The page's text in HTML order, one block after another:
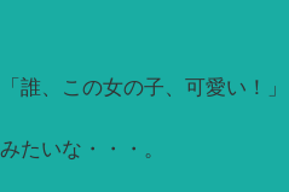
「誰、この女の子、可愛い！」
みたいな・・・。